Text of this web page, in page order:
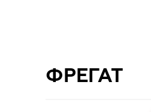
ФРЕГАТ